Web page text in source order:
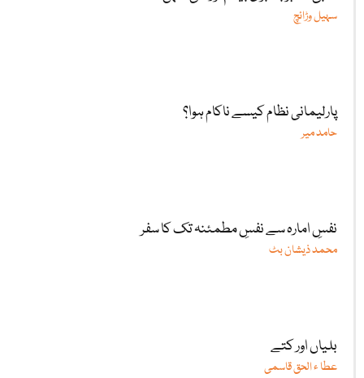
سہیل وڑائچ
پارلیمانی نظام کیسے ناکام ہوا؟
حامد میر
نفسِ امارہ سے نفسِ مطمئنہ تک کا سفر
محمد ذیشان بٹ
بلیاں اور کتے
عطا ء الحق قاسمی